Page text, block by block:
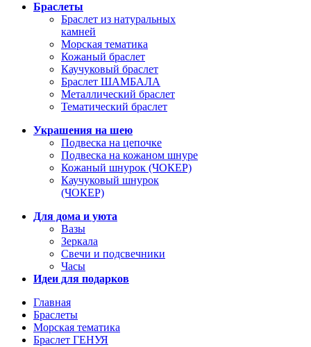
Браслеты
Браслет из натуральных
камней
Морская тематика
Кожаный браслет
Каучуковый браслет
Браслет ШАМБАЛА
Металлический браслет
Тематический браслет
Украшения на шею
Подвеска на цепочке
Подвеска на кожаном шнуре
Кожаный шнурок (ЧОКЕР)
Каучуковый шнурок
(ЧОКЕР)
Для дома и уюта
Вазы
Зеркала
Свечи и подсвечники
Часы
Идеи для подарков
Главная
Браслеты
Морская тематика
Браслет ГЕНУЯ